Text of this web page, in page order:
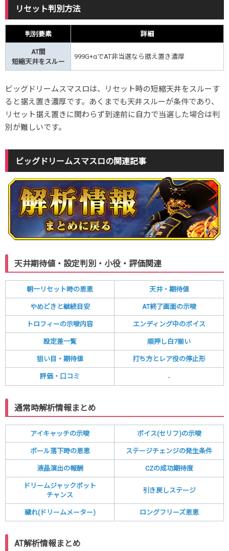
リセット判別方法
判別要素 詳細
AT間
短縮天井をスルー
999G+αでAT非当選なら据え置き濃厚
ビッグドリームスマスロは、リセット時の短縮天井をスルーす
ると据え置き濃厚です。あくまでも天井スルーが条件であり、
リセット据え置きに関わらず到達前に自力で当選した場合は判
別が難しいです。
ビッグドリームスマスロの関連記事
天井期待値・設定判別・小役・評価関連
朝一リセット時の恩恵 天井・期待値
やめどきと継続目安 AT終了画面の示唆
トロフィーの示唆内容 エンディング中のボイス
設定差一覧 順押し白7揃い
狙い目・期待値 打ち方とレア役の停止形
評価・口コミ -
通常時解析情報まとめ
アイキャッチの示唆 ボイス(セリフ)の示唆
ボール落下時の恩恵 ステージチェンジの発生条件
液晶演出の報酬 CZの成功期待度
ドリームジャックポット
チャンス
引き戻しステージ
穢れ(ドリームメーター) ロングフリーズ恩恵
AT解析情報まとめ